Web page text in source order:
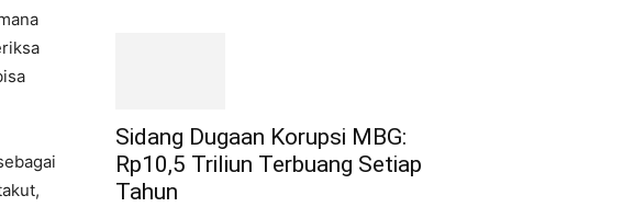
Sidang Dugaan Korupsi MBG:
Rp10,5 Triliun Terbuang Setiap
Tahun